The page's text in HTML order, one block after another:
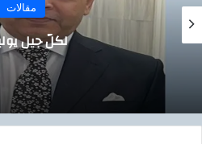
مقالات
ناصر… الحلم